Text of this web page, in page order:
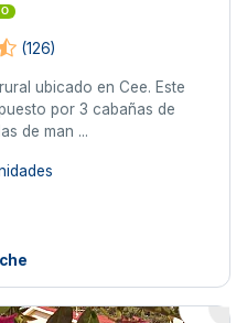
(126)
ubicado en Cee. Este
por 3 cabañas de
de man ...